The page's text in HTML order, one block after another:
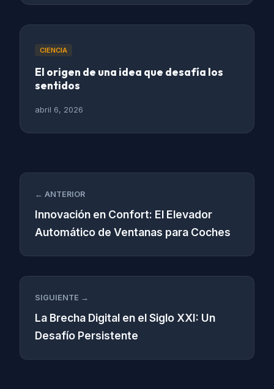
CIENCIA
El origen de una idea que desafía los
sentidos
abril 6, 2026
← ANTERIOR
Innovación en Confort: El Elevador
Automático de Ventanas para Coches
SIGUIENTE →
La Brecha Digital en el Siglo XXI: Un
Desafío Persistente